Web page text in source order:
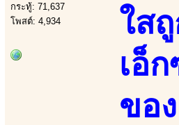
กระทู้: 71,637
โพสต์: 4,934
ใส
เอ็
ขอ